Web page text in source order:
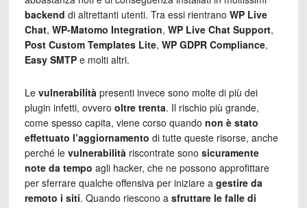
backend di altrettanti utenti. Tra essi rientrano WP Live
Chat, WP-Matomo Integration, WP Live Chat Support,
Post Custom Templates Lite, WP GDPR Compliance,
Easy SMTPe molti altri.
Le vulnerabilità presenti invece sono molte di più dei
plugin infetti, ovvero oltre trenta. Il rischio più grande,
come spesso capita, viene corso quando non è stato
effettuato l’aggiornamento di tutte queste risorse, anche
perché le vulnerabilità riscontrate sono sicuramente
note da tempo agli hacker, che ne possono approfittare
per sferrare qualche offensiva per iniziare a gestire da
remoto i siti. Quando riescono a sfruttare le falle di